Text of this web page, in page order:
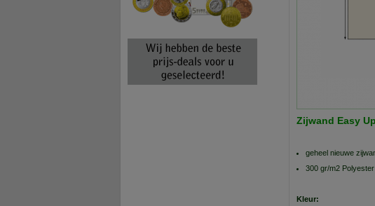
Zijwand Easy
geheel nieuwe
300 gr/m2
Kleur: